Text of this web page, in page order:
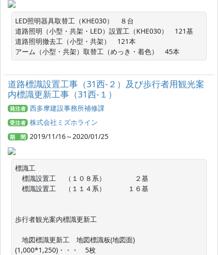
LED照明器具取替工（KHE030）　８台
道路照明（小型・共架・LED）設置工（KHE030）　121基
道路照明撤去工（小型・共架）　121本
アーム（小型・共架）取替工（めっき・着色）　45本
道路標識設置工事（31西-２）及び歩行者用観光案
内標識更新工事（31西-１）
発注者 西多摩建設事務所補修課
受注者 株式会社ミズホライン
期 間 2019/11/16～2020/01/25
標識工
標識設置工 　（１０８系）　 　　　２基
標識設置工　 （１１４系） 　　　１６基
歩行者観光案内標識更新工
地図標識更新工　地図標識板(地図面)
(1,000*1,250)・・・　5枚